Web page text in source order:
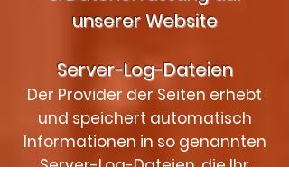
unserer Website
Server-Log-Dateien
Der Provider der Seiten erhebt
und speichert automatisch
Informationen in so genannten
Server-Log-Dateien, die Ihr